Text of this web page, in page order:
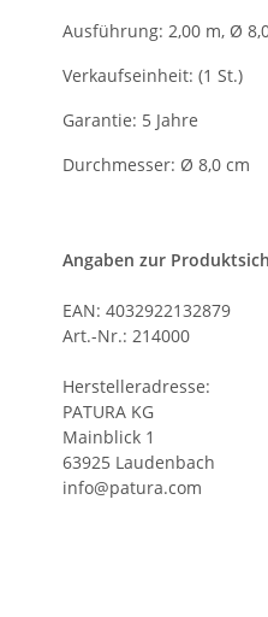
Ausführung: 2,00 m, Ø
Verkaufseinheit: (1 St.)
Garantie: 5 Jahre
Durchmesser: Ø 8,0 cm
Angaben zur
EAN: 4032922132879
Art.-Nr.: 214000
Herstelleradresse:
PATURA KG
Mainblick 1
63925 Laudenbach
info@patura.com